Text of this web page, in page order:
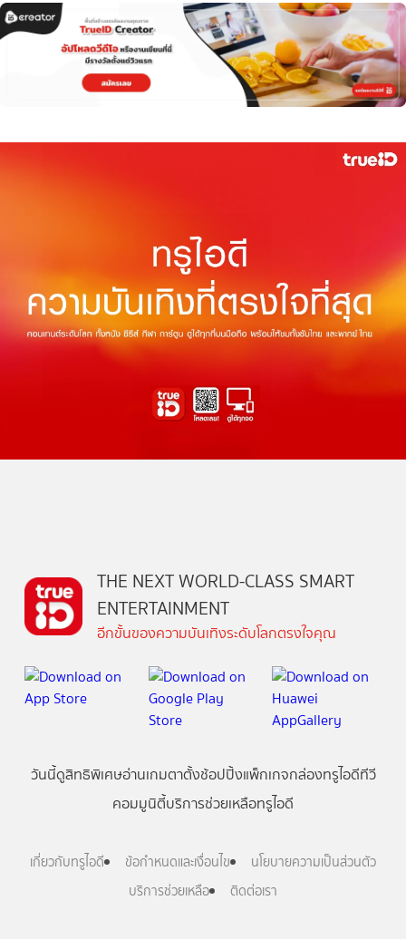
THE NEXT WORLD-CLASS SMART
ENTERTAINMENT
อีกขั้นของความบันเทิงระดับโลกตรงใจคุณ
วันนี้ดูสิทธิพิเศษอ่านเกมตาตั้งช้อปปิ้งแพ็กเกจกล่องทรูไอดีทีวี
คอมมูนิตี้บริการช่วยเหลือทรูไอดี
เกี่ยวกับทรูไอดี ข้อกำหนดและเงื่อนไข
นโยบายความเป็นส่วนตัว
บริการช่วยเหลือ
ติดต่อเรา